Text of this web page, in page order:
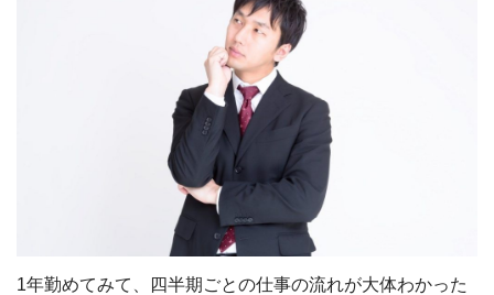
1年勤めてみて、四半期ごとの仕事の流れが大体わかった